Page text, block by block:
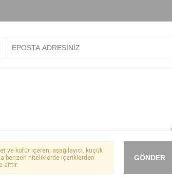
GÖNDER
ve küfür içeren, aşağılayıcı, küçük
benzeri niteliklerde içeriklerden
aittir.